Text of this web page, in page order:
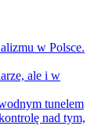
w Polsce.
ale i w
tunelem
nad tym,